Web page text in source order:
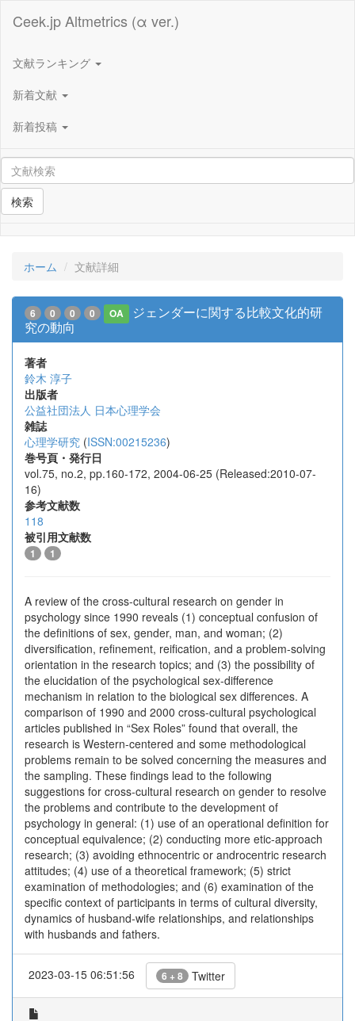
Ceek.jp Altmetrics (α ver.)
文献ランキング
新着文献
新着投稿
検索
ホーム 文献詳細
6 0 0 0 OA
ジェンダーに関する比較文化的研
究の動向
著者
鈴木 淳子
出版者
公益社団法人 日本心理学会
雑誌
心理学研究 (ISSN:00215236)
巻号頁・発行日
vol.75, no.2, pp.160-172, 2004-06-25 (Released:2010-07-
16)
参考文献数
118
被引用文献数
1 1
A review of the cross-cultural research on gender in
psychology since 1990 reveals (1) conceptual confusion of
the definitions of sex, gender, man, and woman; (2)
diversification, refinement, reification, and a problem-solving
orientation in the research topics; and (3) the possibility of
the elucidation of the psychological sex-difference
mechanism in relation to the biological sex differences. A
comparison of 1990 and 2000 cross-cultural psychological
articles published in “Sex Roles” found that overall, the
research is Western-centered and some methodological
problems remain to be solved concerning the measures and
the sampling. These findings lead to the following
suggestions for cross-cultural research on gender to resolve
the problems and contribute to the development of
psychology in general: (1) use of an operational definition for
conceptual equivalence; (2) conducting more etic-approach
research; (3) avoiding ethnocentric or androcentric research
attitudes; (4) use of a theoretical framework; (5) strict
examination of methodologies; and (6) examination of the
specific context of participants in terms of cultural diversity,
dynamics of husband-wife relationships, and relationships
with husbands and fathers.
2023-03-15 06:51:56 6 + 8 Twitter